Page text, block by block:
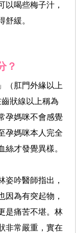
以喝些梅子汁，
舒緩。
？
（肛門外緣以上
狀線以上稱為
孕媽咪不會感覺
孕媽咪本人完全
才發覺異樣。
姿吟醫師指出，
因為有突起物，
是痛苦不堪。林
非常嚴重，實在